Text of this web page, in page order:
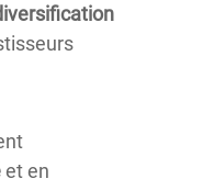
et en